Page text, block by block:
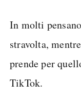
In molti
stravolta,
prende per
TikTok.